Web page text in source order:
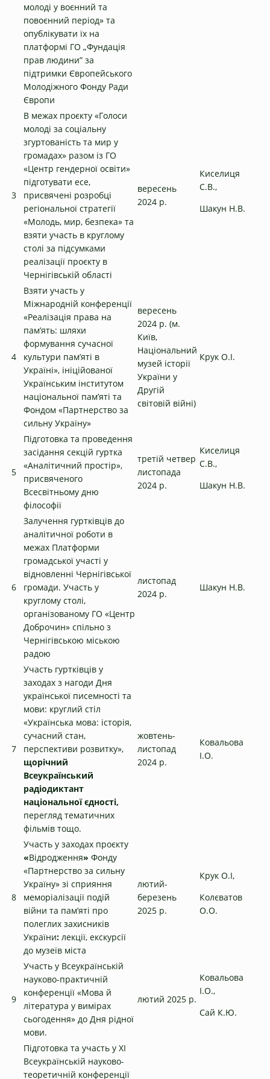
молоді у воєнний та
повоєнний період» та
опублікувати їх на
платформі ГО „Фундація
прав людини” за
підтримки Європейського
Молодіжного Фонду Ради
Європи
3
В межах проєкту «Голоси
молоді за соціальну
згуртованість та мир у
громадах» разом із ГО
«Центр гендерної освіти»
підготувати есе,
присвячені розробці
регіональної стратегії
«Молодь, мир, безпека» та
взяти участь в круглому
столі за підсумками
реалізації проєкту в
Чернігівській області
вересень
2024 р.
Киселиця
С.В.,
Шакун Н.В.
4
Взяти участь у
Міжнародній конференції
«Реалізація права на
пам’ять: шляхи
формування сучасної
культури пам’яті в
Україні», ініційованої
Українським інститутом
національної пам’яті та
Фондом «Партнерство за
сильну Україну»
вересень
2024 р. (м.
Київ,
Національний
музей історії
України у
Другій
світовій війні)
Крук О.І.
5
Підготовка та проведення
засідання секцій гуртка
«Аналітичний простір»,
присвяченого
Всесвітньому дню
філософії
третій четвер
листопада
2024 р.
Киселиця
С.В.,
Шакун Н.В.
6
Залучення гуртківців до
аналітичної роботи в
межах Платформи
громадської участі у
відновленні Чернігівської
громади. Участь у
круглому столі,
організованому ГО «Центр
Доброчин» спільно з
Чернігівською міською
радою
листопад
2024 р.
Шакун Н.В.
7
Участь гуртківців у
заходах з нагоди Дня
української писемності та
мови: круглий стіл
«Українська мова: історія,
сучасний стан,
перспективи розвитку»,
щорічний
Всеукраїнський
радіодиктант
національної єдності,
перегляд тематичних
фільмів тощо.
жовтень-
листопад
2024 р.
Ковальова
І.О.
8
Участь у заходах проєкту
«Відродження» Фонду
«Партнерство за сильну
Україну» зі сприяння
меморіалізації подій
війни та пам’яті про
полеглих захисників
України: лекції, екскурсії
до музеїв міста
лютий-
березень
2025 р.
Крук О.І,
Колєватов
О.О.
9
Участь у Всеукраїнській
науково-практичній
конференції «Мова й
література у вимірах
сьогодення» до Дня рідної
мови.
лютий 2025 р.
Ковальова
І.О.,
Сай К.Ю.
Підготовка та участь у ХІ
Всеукраїнській науково-
теоретичній конференції